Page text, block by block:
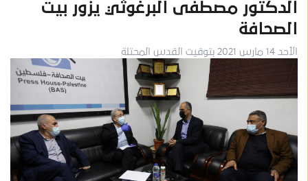
الدكتور مصطفى البرغوثي يزور بيت
الصحافة
الأحد 14 مارس 2021 بتوقيت القدس المحتلة